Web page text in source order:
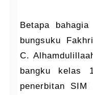
Betapa
bungsuku
C.
bangku kelas
penerbitan